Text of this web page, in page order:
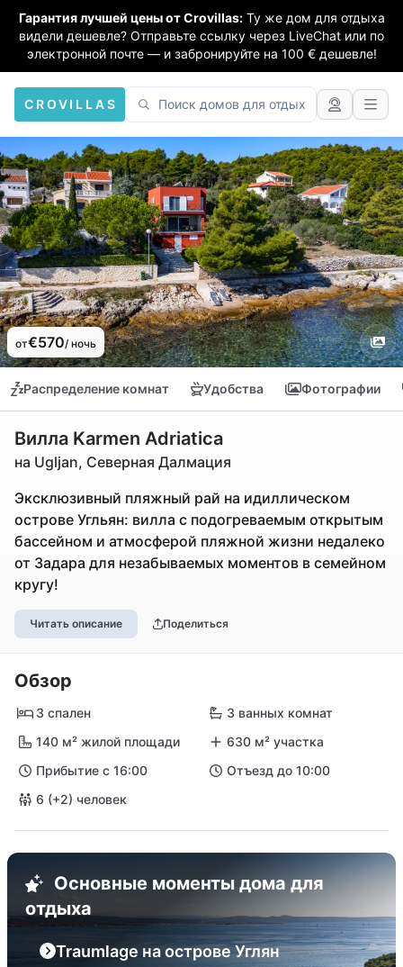
Гарантия лучшей цены от Crovillas: Ту же дом для отдыха
видели дешевле? Отправьте ссылку через LiveChat или по
электронной почте — и забронируйте на 100 € дешевле!
CROVILLAS
от€570/ ночь
Распределение комнат Удобства Фотографии
Вилла Karmen Adriatica
на Ugljan, Северная Далмация
Эксклюзивный пляжный рай на идиллическом
острове Угльян: вилла с подогреваемым открытым
бассейном и атмосферой пляжной жизни недалеко
от Задара для незабываемых моментов в семейном
кругу!
Читать описание Поделиться
Обзор
3 спален
3 ванных комнат
140 м² жилой площади
630 м² участка
Прибытие с 16:00
Отъезд до 10:00
6 (+2) человек
Основные моменты дома для
отдыха
Traumlage на острове Углян